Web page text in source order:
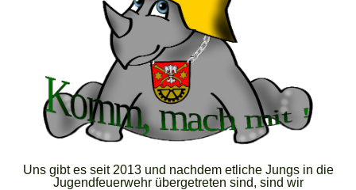
Uns gibt es seit 2013 und nachdem etliche Jungs in die
Jugendfeuerwehr übergetreten sind, sind wir